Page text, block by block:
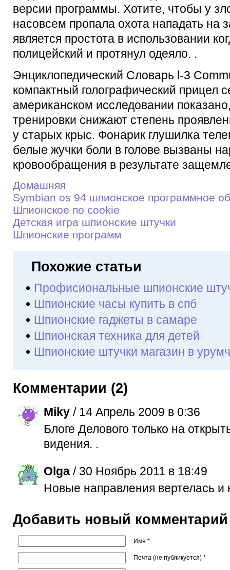
версии программы. Хотите, чтобы у
насовсем пропала охота нападать на
является простота в использовании
полицейский и протянул одеяло. .
Энциклопедический Словарь l-3
компактный голографический прицел
американском исследовании
тренировки снижают степень
у старых крыс. Фонарик глушилка
белые жучки боли в голове вызваны
кровообращения в результате
Домашняя
Symbian os 94 шпионское программное
Шпионское по cookie
Детскaя игрa шпионские штучки
Шпионские программ
Похожие статьи
Профисиональные шпионские
Шпионские часы купить в спб
Шпионские гаджеты в самаре
Шпионская техника для детей
Шпионские штучки магазин в
Комментарии (2)
Miky / 14 Апрель 2009 в 0:36
Блоге Делового только на
видения. .
Olga / 30 Ноябрь 2011 в 18:49
Новые направления вертелась и
Добавить новый комментарий
Имя *
Почта (не публикуется) *